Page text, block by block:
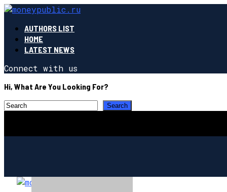
AUTHORS LIST
HOME
LATEST NEWS
Connect with us
Hi, What Are You Looking For?